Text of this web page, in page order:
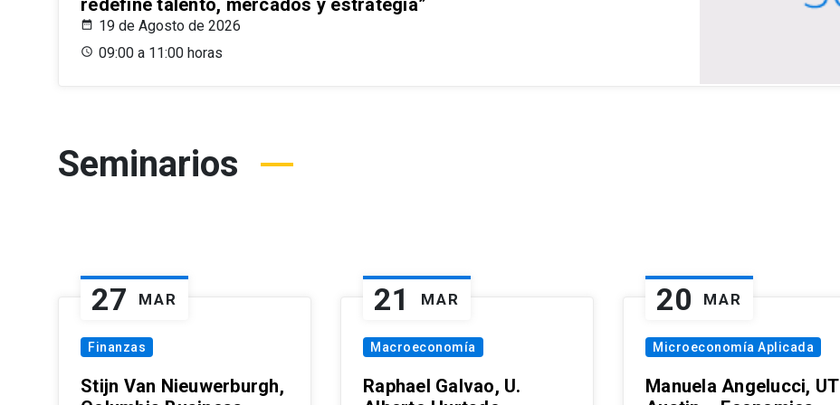
redefine talento, mercados y estrategia”
19 de Agosto de 2026
09:00 a 11:00 horas
Seminarios
27 MAR
Finanzas
Stijn Van Nieuwerburgh,
21 MAR
Macroeconomía
Raphael Galvao, U.
20 MAR
Microeconomía Aplicada
Manuela Angelucci, UT